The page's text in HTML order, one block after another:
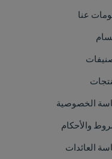
عنا
الخصوصية
والأحكام
العائدات